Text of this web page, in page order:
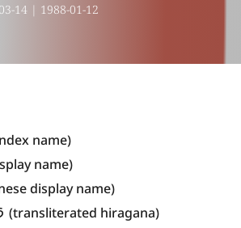
14 | 1988-01-12
name)
name)
display name)
(transliterated hiragana)